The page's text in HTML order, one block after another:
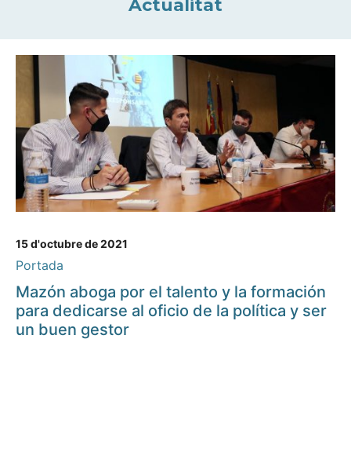
Actualitat
15 d'octubre de 2021
Portada
Mazón aboga por el talento y la formación
para dedicarse al oficio de la política y ser
un buen gestor